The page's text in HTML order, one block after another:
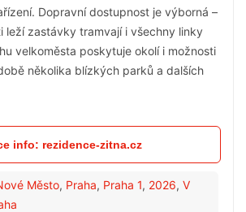
Dopravní dostupnost je výborná –
leží zastávky tramvají i všechny linky
velkoměsta poskytuje okolí i možnosti
několika blízkých parků a dalších
info: rezidence-zitna.cz
Město, Praha, Praha 1, 2026, V